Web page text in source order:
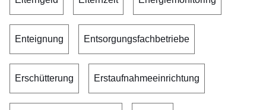
Enteignung Entsorgungsfachbetriebe
Erschütterung Erstaufnahmeeinrichtung